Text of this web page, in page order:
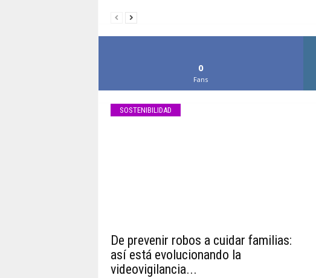
0
Fans
SOSTENIBILIDAD
De prevenir robos a cuidar familias:
así está evolucionando la
videovigilancia...